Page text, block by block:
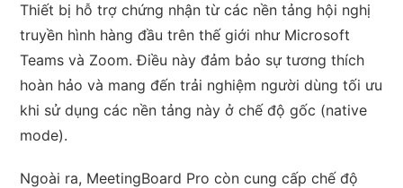
Thiết bị hỗ trợ chứng nhận từ các nền tảng hội nghị
truyền hình hàng đầu trên thế giới như Microsoft
Teams và Zoom. Điều này đảm bảo sự tương thích
hoàn hảo và mang đến trải nghiệm người dùng tối ưu
khi sử dụng các nền tảng này ở chế độ gốc (native
mode).
Ngoài ra, MeetingBoard Pro còn cung cấp chế độ